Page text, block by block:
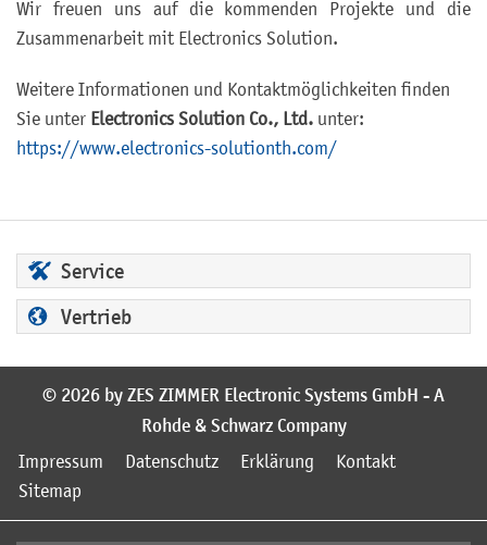
Wir freuen uns auf die kommenden Projekte und die
Zusammenarbeit mit Electronics Solution.
Weitere Informationen und Kontaktmöglichkeiten finden
Sie unter Electronics Solution Co., Ltd. unter:
https://www.electronics-solutionth.com/
Service
Vertrieb
© 2026 by ZES ZIMMER Electronic Systems GmbH - A
Rohde & Schwarz Company
Impressum
Datenschutz Erklärung
Kontakt
Sitemap